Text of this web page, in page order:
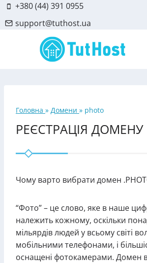
Skip
to
content
+380 (44) 391 0955
support@tuthost.ua
Головна » Домени » photo
РЕЄСТРАЦІЯ ДОМЕНУ
Чому варто вибрати домен
“Фото” – це слово, яке в наше
належить кожному, оскільки
мільярдів людей у всьому світі
мобільними телефонами, і
оснащені фотокамерами. Домен